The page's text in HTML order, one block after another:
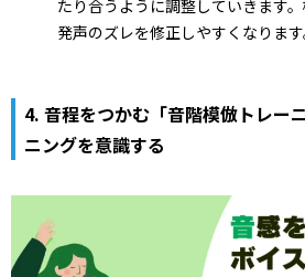
たり合うように調整していきます。
発声のズレを修正しやすくなります
4. 音程をつかむ「音階模倣トレー
ニングを意識する